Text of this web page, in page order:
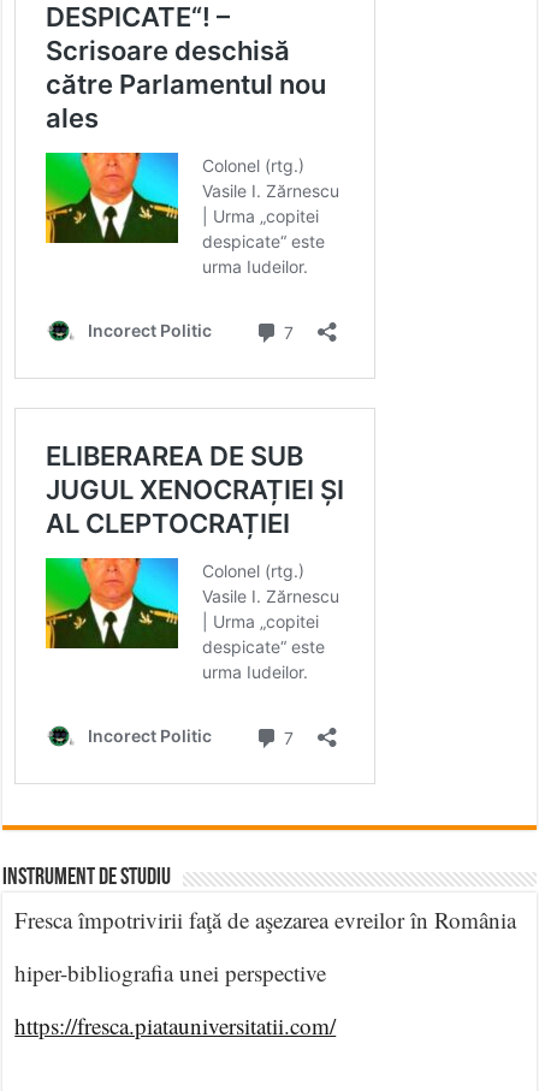
INSTRUMENT DE STUDIU
Fresca împotrivirii faţă de aşezarea evreilor în România
hiper-bibliografia unei perspective
https://fresca.piatauniversitatii.com/